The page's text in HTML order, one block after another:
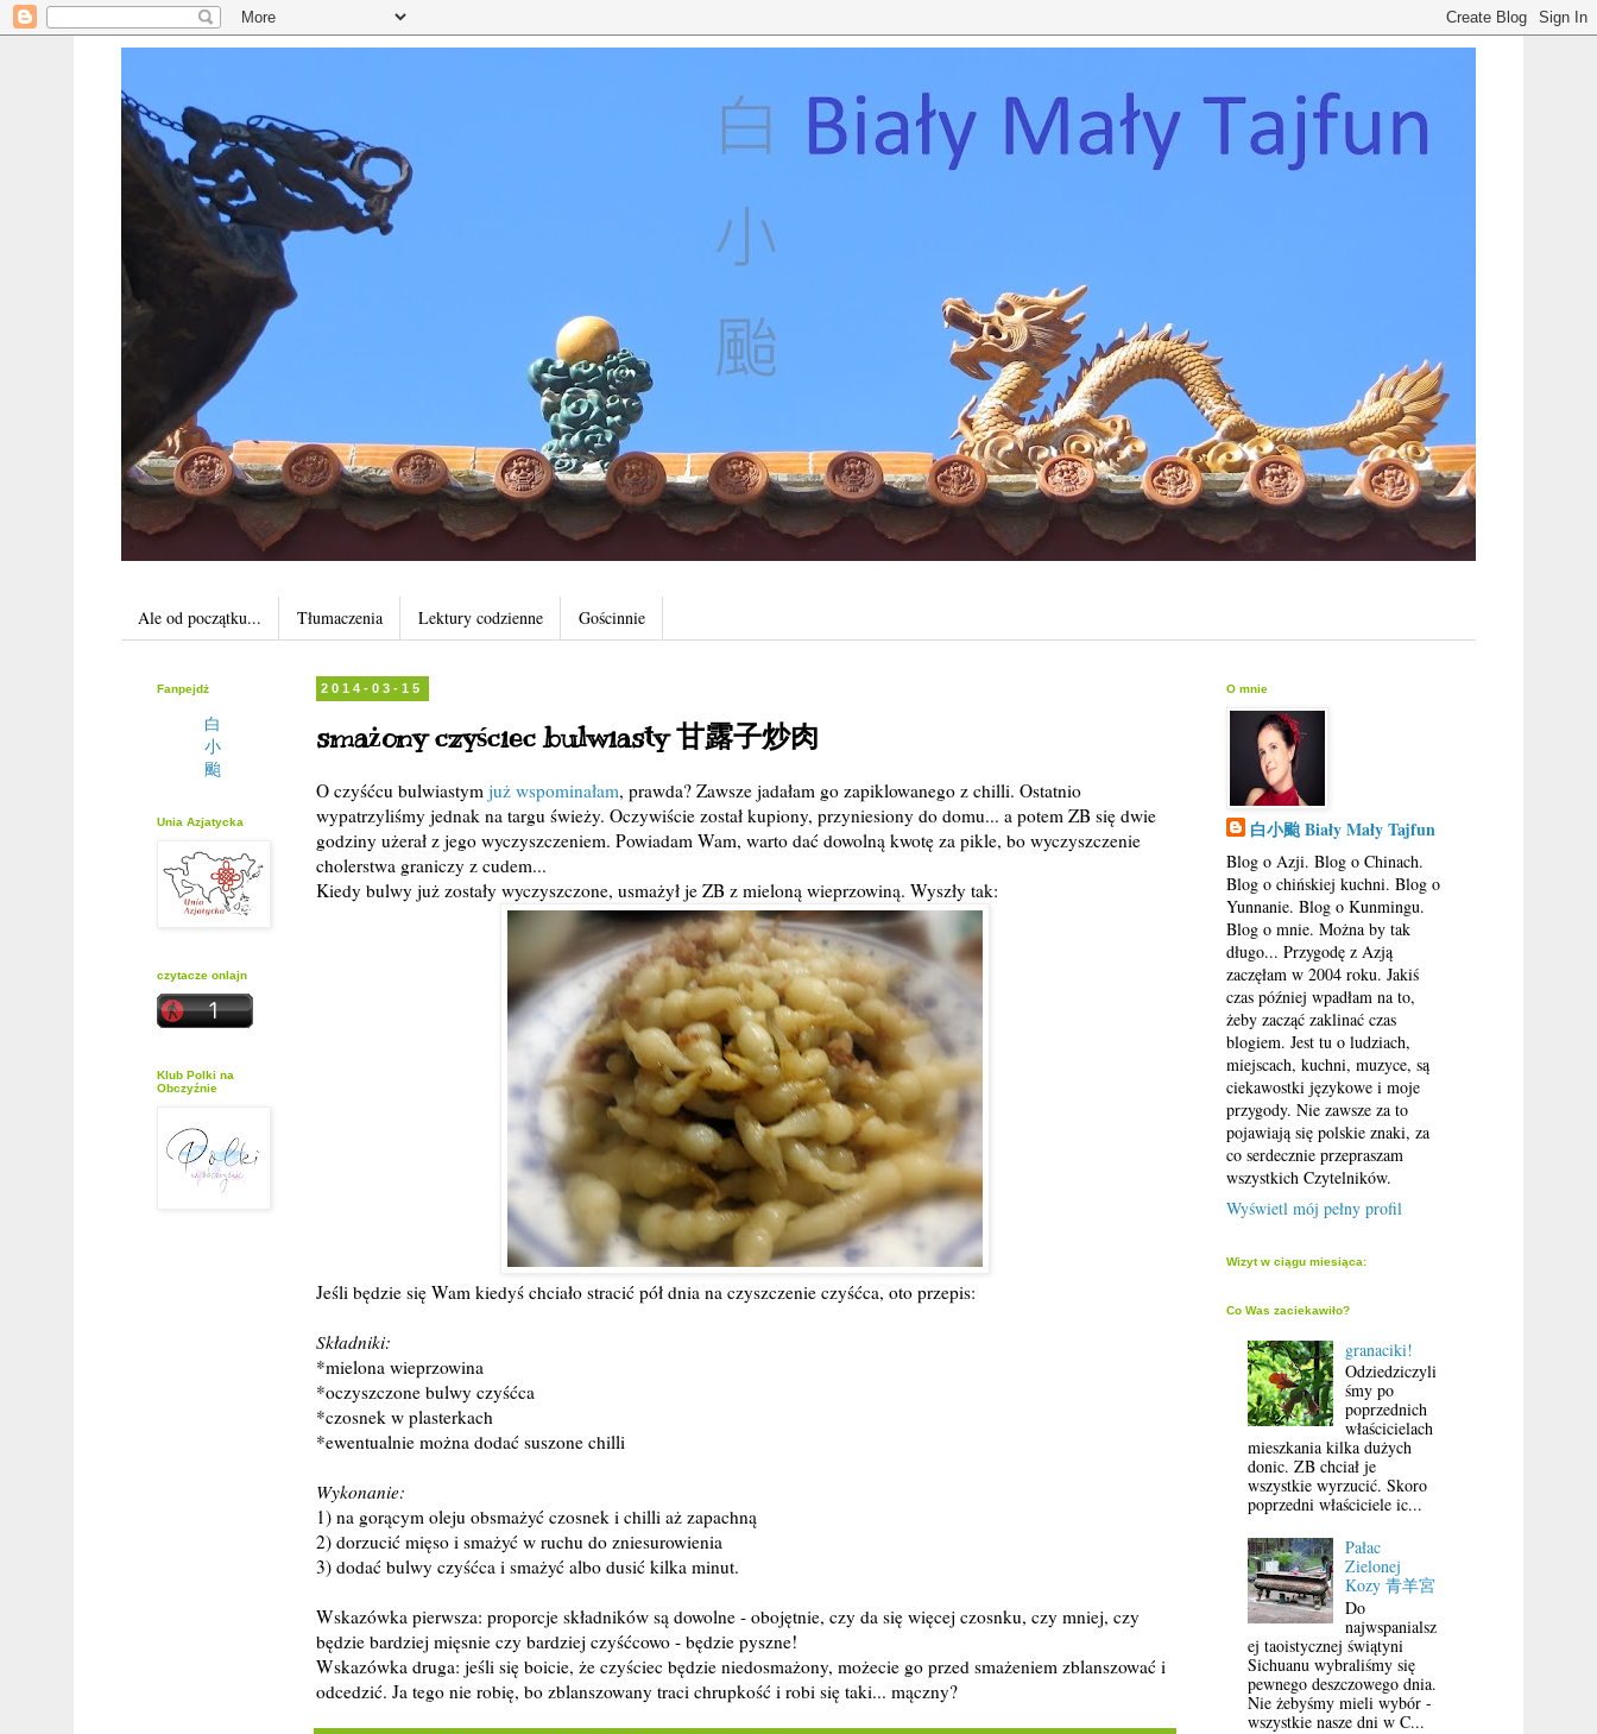
Ale od początku... Tłumaczenia Lektury codzienne Gościnnie
2014-03-15
smażony czyściec bulwiasty 甘露子炒肉
O czyśćcu bulwiastym już wspominałam, prawda? Zawsze jadałam go zapiklowanego z chilli. Ostatnio
wypatrzyliśmy jednak na targu świeży. Oczywiście został kupiony, przyniesiony do domu... a potem ZB się dwie
godziny użerał z jego wyczyszczeniem. Powiadam Wam, warto dać dowolną kwotę za pikle, bo wyczyszczenie
cholerstwa graniczy z cudem...
Kiedy bulwy już zostały wyczyszczone, usmażył je ZB z mieloną wieprzowiną. Wyszły tak:
Jeśli będzie się Wam kiedyś chciało stracić pół dnia na czyszczenie czyśćca, oto przepis:
Składniki:
*mielona wieprzowina
*oczyszczone bulwy czyśćca
*czosnek w plasterkach
*ewentualnie można dodać suszone chilli
Wykonanie:
1) na gorącym oleju obsmażyć czosnek i chilli aż zapachną
2) dorzucić mięso i smażyć w ruchu do zniesurowienia
3) dodać bulwy czyśćca i smażyć albo dusić kilka minut.
Wskazówka pierwsza: proporcje składników są dowolne - obojętnie, czy da się więcej czosnku, czy mniej, czy
będzie bardziej mięsnie czy bardziej czyśćcowo - będzie pyszne!
Wskazówka druga: jeśli się boicie, że czyściec będzie niedosmażony, możecie go przed smażeniem zblanszować i
odcedzić. Ja tego nie robię, bo zblanszowany traci chrupkość i robi się taki... mączny?
Fanpejdż
白
小
颱
Unia Azjatycka
czytacze onlajn
Klub Polki na
Obczyźnie
O mnie
白小颱 Biały Mały Tajfun
Blog o Azji. Blog o Chinach.
Blog o chińskiej kuchni. Blog o
Yunnanie. Blog o Kunmingu.
Blog o mnie. Można by tak
długo... Przygodę z Azją
zaczęłam w 2004 roku. Jakiś
czas później wpadłam na to,
żeby zacząć zaklinać czas
blogiem. Jest tu o ludziach,
miejscach, kuchni, muzyce, są
ciekawostki językowe i moje
przygody. Nie zawsze za to
pojawiają się polskie znaki, za
co serdecznie przepraszam
wszystkich Czytelników.
Wyświetl mój pełny profil
Wizyt w ciągu miesiąca:
Co Was zaciekawiło?
granaciki!
Odziedziczyli
śmy po
poprzednich
właścicielach
mieszkania kilka dużych
donic. ZB chciał je
wszystkie wyrzucić. Skoro
poprzedni właściciele ic...
Pałac
Zielonej
Kozy 青羊宮
Do
najwspanialsz
ej taoistycznej świątyni
Sichuanu wybraliśmy się
pewnego deszczowego dnia.
Nie żebyśmy mieli wybór -
wszystkie nasze dni w C...